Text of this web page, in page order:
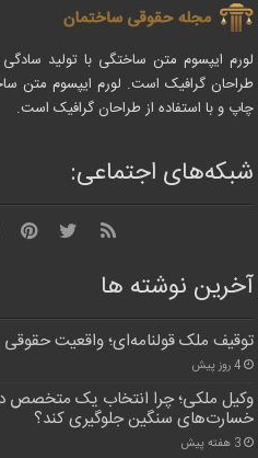
لورم ایپسوم متن ساختگی با تولید
طراحان گرافیک است. لورم ایپسوم متن
چاپ و با استفاده از طراحان گرافیک است.
شبکه‌های اجتماعی:
آخرین نوشته ها
توقیف ملک قولنامه‌ای؛ واقعیت
4 روز پیش
وکیل ملکی؛ چرا انتخاب یک متخصص
خسارت‌های سنگین جلوگیری کند؟
3 هفته پیش